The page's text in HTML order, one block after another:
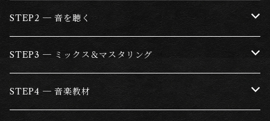
マイクロフォン
マイクプリアンプ
ファンタム電源＆マイクトランス
STEP2 ─ 音を聴く
ヘッドフォン
スピーカー
STEP3 ─ ミックス＆マスタリング
ミキシング
STEP4 ─ 音楽教材